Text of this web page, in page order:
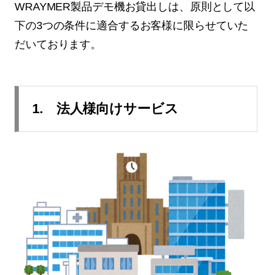
WRAYMER製品デモ機お貸出しは、原則として以
下の3つの条件に適合するお客様に限らせていた
だいております。
1. 法人様向けサービス